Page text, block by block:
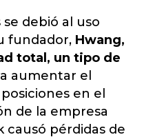
debió al uso
fundador, Hwang,
total, un tipo de
aumentar el
en el
de la empresa
causó pérdidas de